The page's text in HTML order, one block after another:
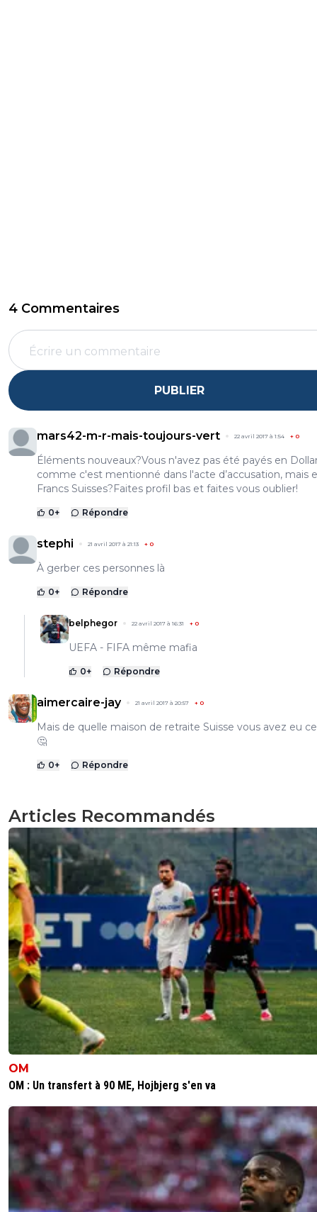
4 Commentaires
PUBLIER
mars42-m-r-mais-toujours-vert 22 avril 2017 à 1:54 + 0
Éléments nouveaux?Vous n'avez pas été payés en
comme c'est mentionné dans l'acte d’accusation, mais
Francs Suisses?Faites profil bas et faites vous oublier!
0+ Répondre
stephi 21 avril 2017 à 21:13 + 0
À gerber ces personnes là
0+ Répondre
belphegor 22 avril 2017 à 16:31 + 0
UEFA - FIFA même mafia
0+ Répondre
aimercaire-jay 21 avril 2017 à 20:57 + 0
Mais de quelle​ maison de retraite Suisse vous avez eu
🤔
0+ Répondre
Articles Recommandés
OM
OM : Un transfert à 90 ME, Hojbjerg s'en va